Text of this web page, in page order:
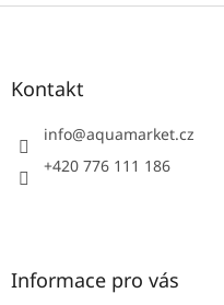
Z
Kontakt
info@aquamarket.cz
+420 776 111 186
Informace pro vás